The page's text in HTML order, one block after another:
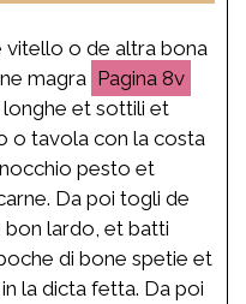
o de altra bona
magra
8v
et sottili et
o tavola con la costa
pesto et
Da poi togli de
lardo, et batti
di bone spetie et
la dicta fetta. Da poi